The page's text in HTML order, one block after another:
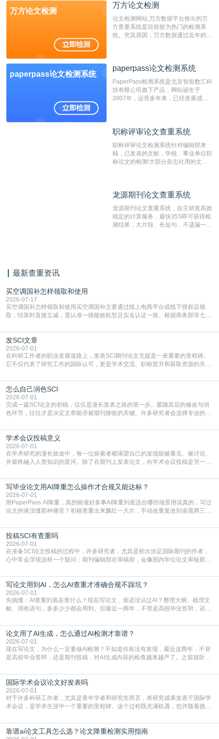
万方论文检测
万方论文检测
论文检测网站,万方数据平台推出的万
方查重系统是目前较为热门的检测系
统。究其原因，万方数据通过近年的发
非。其次，相对于知网而言，万方检测
重的推荐系统。
paperpass论文检测系统
paperpass论文检测系统
PaperPass检测系统是北京智齿数汇科
技有限公司旗下产品，网站诞生于
2007年，运营多年来，已经发展成为
检测速度快、精度高，市场反映良好。
职称评审论文查重系统
职称评审论文检测系统针对编辑部来
稿，已发表的文献，学校、事业单位职
称论文的检测!大部分杂志社用的文献
编辑部检测来稿和已发表的文献,检测
测时注意填写第一作者,才能排除已发
表文献复制比。（限制字符数1万）
龙源期刊论文查重系统
龙源期刊论文查重系统，自主研发高效
稳定的计算服务，最快35S即可获得检
测结果，大片段、长短句，不遗漏一处
最新查重资讯
买空调国补怎样领取和使用
2026-07-17
买空调国补怎样领取和使用买空调国补主要通过线上电商平台或线下授权店领
取，结算时直接立减‌，需认准一级能效机型且实名认证一致。根据商务部等七部
能领到补贴首选‌京东APP‌搜索专属口令(如【家电补贴1637】、【国补立省
4949】等，口令会随活动更新，以页面显示为准)进入补贴专场。淘宝/天猫也可
复制粘贴【8$FKFGgJq
发SCI文章
2026-07-01
在科研工作者的职业发展道路上，发表SCI期刊论文无疑是一座重要的里程碑。
它不仅代表了研究工作的国际认可，更是学术交流、职称晋升和获取资源的关键
战与困惑。从选题立意到投稿回应，每一步都需要精心的策略与扎实的工作。本
篇AEIC学术交流中心小编就为大家介绍“发SCI文章”。一、精准定位是成功的第
一步发表SCI文章，首要解决的问题是“投
怎么自己润色SCI
2026-07-01
完成一篇SCI论文的初稿，仅仅是漫长发表之路的第一步。紧随其后的修改与润
色环节，往往才是决定文章能否被期刊接收的关键。许多研究者会选择专业的语
质量，更能在此过程中深化对学术写作的理解。如何系统、高效地打磨自己的论
文，使其在语言和学术表达上更符合国际期刊的要求，是每位研究者值得投入学
习的技能。本篇AEIC学术交流中心小编就为大家介
学术会议投稿意义
2026-07-01
在学术研究的漫长旅途中，每一位探索者都渴望自己的发现能被看见、被讨论、
并最终融入人类知识的星河。除了在期刊上发表论文，向学术会议投稿是另一个
广阔学术天地的大门，连接着个体研究与社会网络。本篇AEIC学术交流中心小编
就为大家介绍“学术会议投稿意义”。一、加速研究成果的传播与反馈学术会议通
常具有周期短、时效性强的特点。相比期刊漫长的
写毕业论文用AI降重怎么操作才合规又能达标？
2026-07-01
用PaperPass AI降重，真的能省好多事AI降重到底适合哪些场景用说真的，写过
论文的谁没懂那种痛苦？初稿查重出来飘红一大片，手动改重复改到凌晨两三
到秃头。这时候靠谱的AI降重真的就是救命稻草，选对工具，半天就能搞定你两
三天都做不完的事。不是所有人都需要用AI降重，但如果你符合下面这些场景，
真的可以试试：初稿写完重复率远超要
投稿SCI有查重吗
2026-07-01
在准备SCI论文投稿的过程中，许多研究者，尤其是初次涉足国际期刊的作者，
心中常会浮现这样一个疑问：期刊编辑部在审稿前，会像国内学位论文审核那
论文的初审通过率。实际上，SCI期刊对重复内容的审查是严谨投稿流程中不可
或缺的一环。本篇AEIC学术交流中心小编就为大家介绍“投稿SCI有查重吗”。
一、查重是标准流程答案是明确的：绝大多数S
写论文用到AI，怎么AI查重才准确合规不踩坑？
2026-07-01
先搞懂：AI查重到底在查什么？现在写论文，谁还没沾过AI？整理大纲、梳理文
献、润色语句，多多少少都会用到。但最近一两年，不管是高校毕业答辩，还是
须加做AI查重。很多人分不清，AI查重和普通查重到底有啥区别？这里说透：普
通查重查的是你的文字和已公开文献的重复比例，防的是抄袭；AI查重查的是你
的内容里，有多少是AI生成的，防的是过
论文用了AI生成，怎么通过AI检测才靠谱？
2026-07-01
现在写论文，为什么一定要做AI检测？不知道你有没有发现，最近这两年，不管
是高校毕业答辩，还是期刊投稿，对AI生成内容的检查越来越严了。之前就听身
要求修改，还差点被判定学术不规范，真的太冤了。现在国内多数高校和核心期
刊，都已经明确出台了相关规定：如果使用AI生成内容辅助写作，必须明确标
注，未标注的AI生成内容会被认定为不符合学
国际学术会议论文好发表吗
2026-07-01
对于许多科研工作者，尤其是青年学者和研究生而言，将研究成果发表于国际学
术会议，是学术生涯中一个重要的里程碑。这个过程既充满机遇，也伴随着挑
疑问：国际学术会议论文到底好不好发表？其价值和难度究竟如何衡量。本篇
AEIC学术交流中心小编就为大家介绍“国际学术会议论文好发表吗”。一、会议论
靠谱ai论文工具怎么选？论文降重检测实用指南